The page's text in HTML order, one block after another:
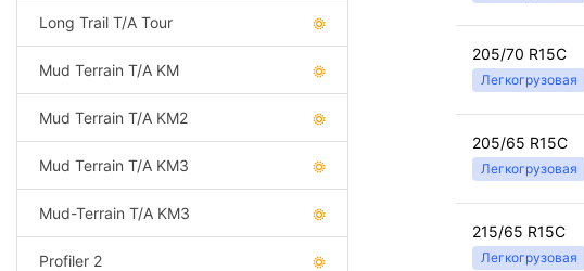
Long Trail T/A Tour
Mud Terrain T/A KM
Mud Terrain T/A KM2
Mud Terrain T/A KM3
Mud-Terrain T/A KM3
Profiler 2
205/70 R15C
Легкогрузовая
205/65 R15C
Легкогрузовая
215/65 R15C
Легкогрузовая